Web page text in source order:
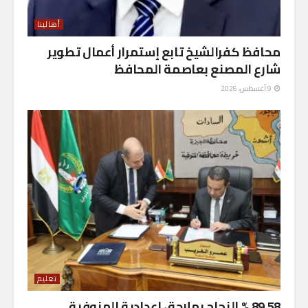
أهالينا
محافظ كفرالشيخ تابع إستمرار أعمال تطوير
شارع المصنع بعاصمة المحافظ
تعليم